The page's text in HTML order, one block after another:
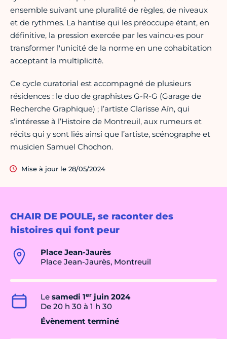
CHAIR DE POULE, se raconter des
histoires qui font peur
Place Jean-Jaurès
Place Jean-Jaurès, Montreuil
Le samedi 1er juin 2024
De 20 h 30 à 1 h 30
Évènement terminé
ensemble suivant une pluralité de règles, de niveaux
et de rythmes. La hantise qui les préoccupe étant, en
définitive, la pression exercée par les vaincu·es pour
transformer l'unicité de la norme en une cohabitation
acceptant la multiplicité.
Ce cycle curatorial est accompagné de plusieurs
résidences : le duo de graphistes G-R-G (Garage de
Recherche Graphique) ; l’artiste Clarisse Aïn, qui
s’intéresse à l’Histoire de Montreuil, aux rumeurs et
récits qui y sont liés ainsi que l’artiste, scénographe et
musicien Samuel Chochon.
Mise à jour le 28/05/2024